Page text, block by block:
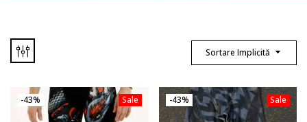
Sortare Implicită
Sale
-43% Sale
-43%